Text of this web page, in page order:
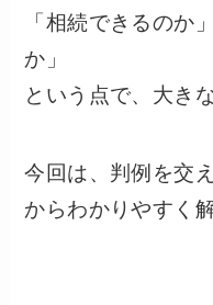
「相続できるのか
か」
という点で、大き
今回は、判例を交
からわかりやすく